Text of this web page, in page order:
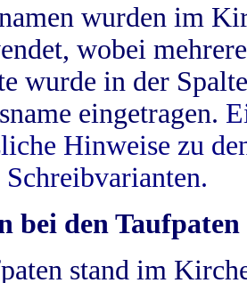
wurden im
wobei
wurde in der
eingetragen.
Hinweise zu
bei den Taufpaten
stand im